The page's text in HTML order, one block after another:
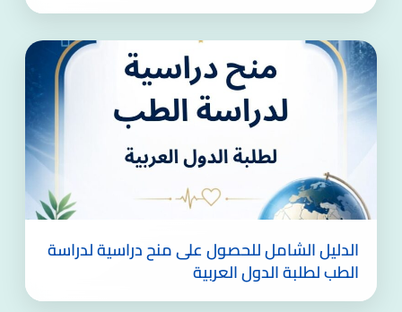
الدليل الشامل للحصول على منح دراسية لدراسة
الطب لطلبة الدول العربية